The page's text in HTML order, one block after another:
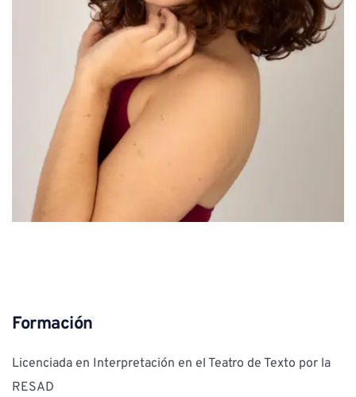
Formación
Licenciada en Interpretación en el Teatro de Texto por la
RESAD